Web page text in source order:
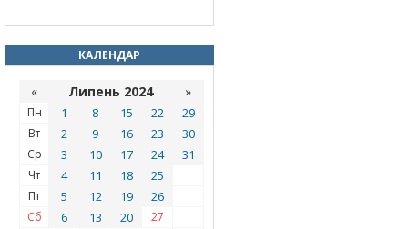
КАЛЕНДАР
« Липень 2024 »
Пн 1 8 15 22 29
Вт 2 9 16 23 30
Ср 3 10 17 24 31
Чт 4 11 18 25
Пт 5 12 19 26
Сб 6 13 20
27